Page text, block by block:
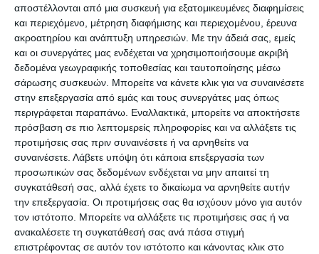
αποστέλλονται από μια συσκευή για εξατομικευμένες διαφημίσεις
και περιεχόμενο, μέτρηση διαφήμισης και περιεχομένου, έρευνα
ακροατηρίου και ανάπτυξη υπηρεσιών. Με την άδειά σας, εμείς
και οι συνεργάτες μας ενδέχεται να χρησιμοποιήσουμε ακριβή
δεδομένα γεωγραφικής τοποθεσίας και ταυτοποίησης μέσω
σάρωσης συσκευών. Μπορείτε να κάνετε κλικ για να συναινέσετε
στην επεξεργασία από εμάς και τους συνεργάτες μας όπως
περιγράφεται παραπάνω. Εναλλακτικά, μπορείτε να αποκτήσετε
πρόσβαση σε πιο λεπτομερείς πληροφορίες και να αλλάξετε τις
προτιμήσεις σας πριν συναινέσετε ή να αρνηθείτε να
συναινέσετε. Λάβετε υπόψη ότι κάποια επεξεργασία των
προσωπικών σας δεδομένων ενδέχεται να μην απαιτεί τη
συγκατάθεσή σας, αλλά έχετε το δικαίωμα να αρνηθείτε αυτήν
την επεξεργασία. Οι προτιμήσεις σας θα ισχύουν μόνο για αυτόν
τον ιστότοπο. Μπορείτε να αλλάξετε τις προτιμήσεις σας ή να
ανακαλέσετε τη συγκατάθεσή σας ανά πάσα στιγμή
επιστρέφοντας σε αυτόν τον ιστότοπο και κάνοντας κλικ στο
καύση χόρτων και συγκεκριμένα: «Επιβλήθηκε
διοικητικό πρόστιμο 1.875,00€, στις 12 Μαΐου
2026, από ανακριτικούς υπαλλήλους της Π.Υ.
Ζακύνθου, σε ημεδαπό, ο οποίος προέβη σε καύση
υπολειμμάτων φυτικής βλάστησης, κατά
παράβαση της κείμενης νομοθεσίας, σε περιοχή
του δήμου Ζακύνθου».
Αφήστε ένα σχόλιο